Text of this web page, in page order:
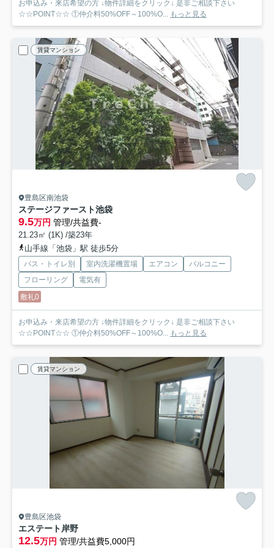
お申込み・来店希望の方 ↓物件詳細をクリック↓ 是非ご相談下さい
☆☆POINT☆☆ ①仲介料50%OFF～100%O...
もっと見る
賃貸マンション
豊島区南池袋
ステージファースト池袋
9.5万円 管理/共益費-
21.23㎡ (1K) /築23年
山手線「池袋」駅 徒歩5分
バス・トイレ別 室内洗濯機置場 エアコン
バルコニー
フローリング
電気有
敷礼0
お申込み・来店希望の方 ↓物件詳細をクリック↓ 是非ご相談下さい
☆☆POINT☆☆ ①仲介料50%OFF～100%O...
もっと見る
賃貸マンション
豊島区池袋
エステート岸野
12.5万円 管理/共益費5,000円